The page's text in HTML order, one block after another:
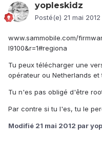
yopleskidz
Posté(e) 21 mai 2012
www.sammobile.com/
I9100&r=1#regiona
Tu peux télécharger une
opérateur ou Netherlands et
Tu n'es pas obligé d'être
Par contre si tu l'es, tu le
Modifié 21 mai 2012 par